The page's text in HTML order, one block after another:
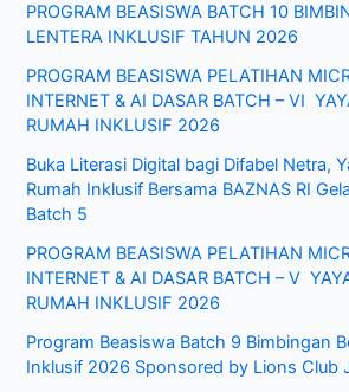
PROGRAM BEASISWA BATCH 10
LENTERA INKLUSIF TAHUN 2026
PROGRAM BEASISWA PELATIHAN
INTERNET & AI DASAR BATCH – VI
RUMAH INKLUSIF 2026
Buka Literasi Digital bagi Difabel Netra,
Rumah Inklusif Bersama BAZNAS RI
Batch 5
PROGRAM BEASISWA PELATIHAN
INTERNET & AI DASAR BATCH – V
RUMAH INKLUSIF 2026
Program Beasiswa Batch 9 Bimbingan
Inklusif 2026 Sponsored by Lions Club